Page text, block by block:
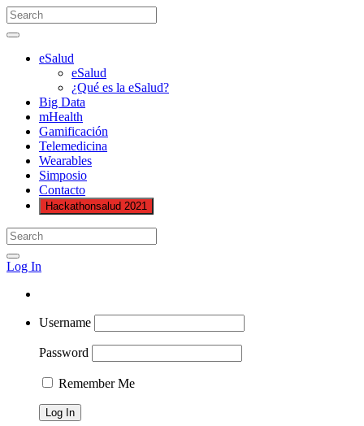
eSalud
eSalud
¿Qué es la eSalud?
Big Data
mHealth
Gamificación
Telemedicina
Wearables
Simposio
Contacto
Hackathonsalud 2021
Log In
Username
Password
Remember Me